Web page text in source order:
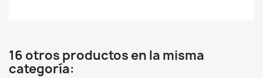
16 otros productos en la misma
categoría: